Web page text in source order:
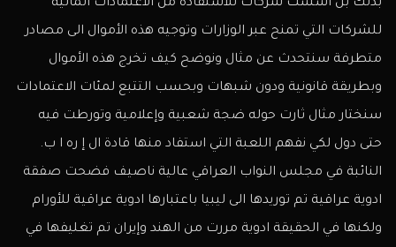
بذلك بل أسست شركات للاستفادة من الاعتمادات المالية
للشركات التي تمنح عبر الوزارات وتوجيه هذه الأموال الى مصادر
متطرفة سنتحدث عن مثال ونوضح كيف تخرج هذه الأموال
وبطريقة قانونية ودون شبهات وبحسب التتبع لمئات الاعتمادات
سنختار مثال ثارت حوله ضجة شعبية وإعلامية وتورطت فيه
حتى دول لكي نفهم اللعبة التي استفاد منها قادة ال إ ره ا ب.
النائبة في مجلس النواب العراقي عالية ناصيف فضحت صفقة
ادوية عراقية تم توريدها الى ليبيا باعتبارها ادوية عراقية للأورام
ولكنها في الحقيقة ادوية مررت من الهند وإيران تم تغليفها في